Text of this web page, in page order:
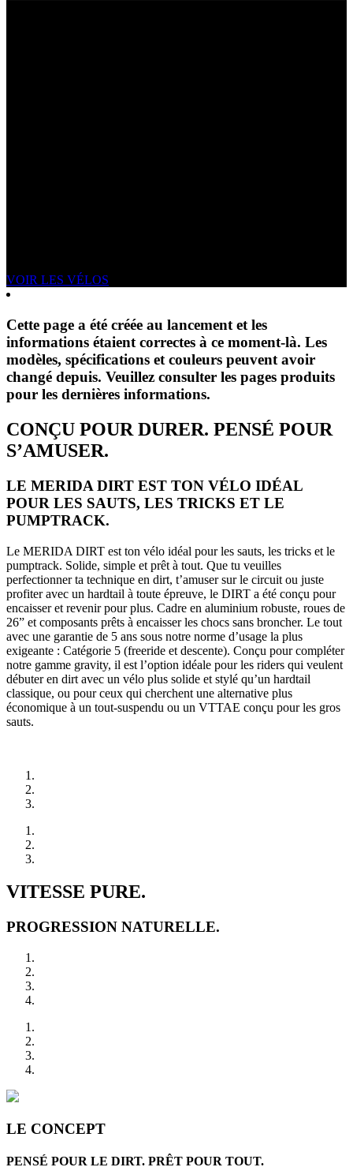
VOIR LES VÉLOS
Cette page a été créée au lancement et les
informations étaient correctes à ce moment-là. Les
modèles, spécifications et couleurs peuvent avoir
changé depuis. Veuillez consulter les pages produits
pour les dernières informations.
CONÇU POUR DURER. PENSÉ POUR
S’AMUSER.
LE MERIDA DIRT EST TON VÉLO IDÉAL
POUR LES SAUTS, LES TRICKS ET LE
PUMPTRACK.
Le MERIDA DIRT est ton vélo idéal pour les sauts, les tricks et le
pumptrack. Solide, simple et prêt à tout. Que tu veuilles
perfectionner ta technique en dirt, t’amuser sur le circuit ou juste
profiter avec un hardtail à toute épreuve, le DIRT a été conçu pour
encaisser et revenir pour plus. Cadre en aluminium robuste, roues de
26” et composants prêts à encaisser les chocs sans broncher. Le tout
avec une garantie de 5 ans sous notre norme d’usage la plus
exigeante : Catégorie 5 (freeride et descente). Conçu pour compléter
notre gamme gravity, il est l’option idéale pour les riders qui veulent
débuter en dirt avec un vélo plus solide et stylé qu’un hardtail
classique, ou pour ceux qui cherchent une alternative plus
économique à un tout-suspendu ou un VTTAE conçu pour les gros
sauts.
VITESSE PURE.
PROGRESSION NATURELLE.
LE CONCEPT
PENSÉ POUR LE DIRT. PRÊT POUR TOUT.